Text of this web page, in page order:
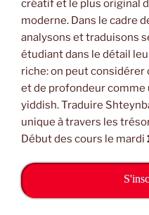
créatif et le plus original
moderne. Dans le cadre
analysons et traduisons
étudiant dans le détail
riche: on peut
et de profondeur comme
yiddish. Traduire
unique à travers les
Début des cours le mardi